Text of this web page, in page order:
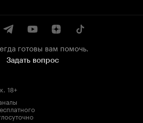
готовы вам помочь.
Задать вопрос
. 18+